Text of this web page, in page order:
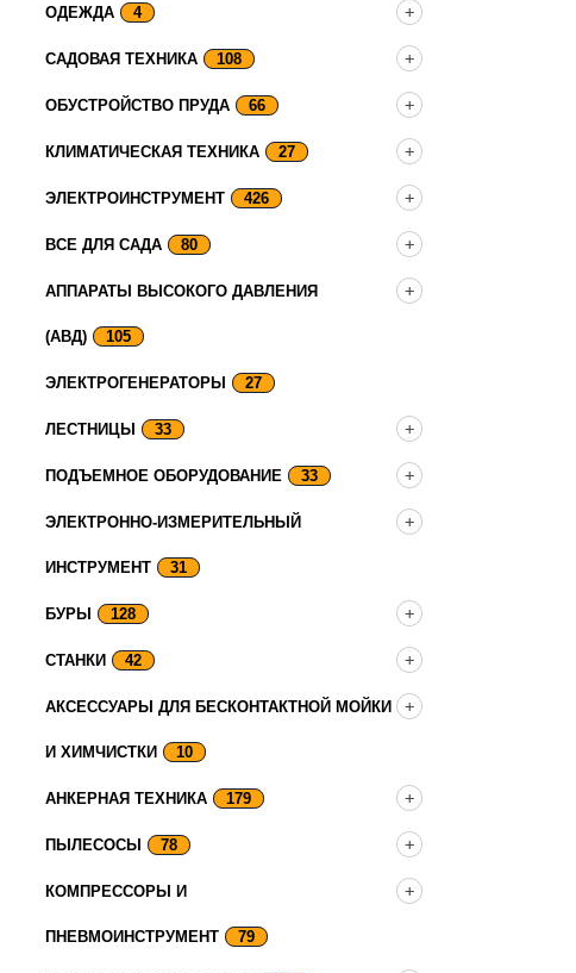
ОДЕЖДА 4
САДОВАЯ ТЕХНИКА 108
ОБУСТРОЙСТВО ПРУДА 66
КЛИМАТИЧЕСКАЯ ТЕХНИКА 27
ЭЛЕКТРОИНСТРУМЕНТ 426
ВСЕ ДЛЯ САДА 80
АППАРАТЫ ВЫСОКОГО ДАВЛЕНИЯ
(АВД) 105
ЭЛЕКТРОГЕНЕРАТОРЫ 27
ЛЕСТНИЦЫ 33
ПОДЪЕМНОЕ ОБОРУДОВАНИЕ 33
ЭЛЕКТРОННО-ИЗМЕРИТЕЛЬНЫЙ
ИНСТРУМЕНТ 31
БУРЫ 128
СТАНКИ 42
АКСЕССУАРЫ ДЛЯ БЕСКОНТАКТНОЙ МОЙКИ
И ХИМЧИСТКИ 10
АНКЕРНАЯ ТЕХНИКА 179
ПЫЛЕСОСЫ 78
КОМПРЕССОРЫ И
ПНЕВМОИНСТРУМЕНТ 79